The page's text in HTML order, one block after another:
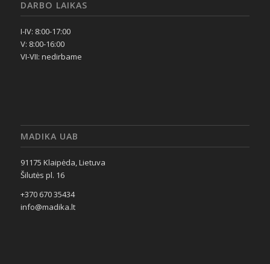
DARBO LAIKAS
I-IV: 8:00-17:00
V: 8:00-16:00
VI-VII: nedirbame
MADIKA UAB
91175 Klaipėda, Lietuva
Šilutės pl. 16
+370 670 35434
info@madika.lt